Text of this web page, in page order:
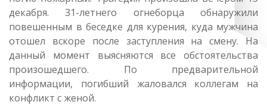
декабря. 31-летнего огнеборца обнаружили
повешенным в беседке для курения, куда мужчина
отошел вскоре после заступления на смену. На
данный момент выясняются все обстоятельства
произошедшего. По предварительной
информации, погибший жаловался коллегам на
конфликт с женой.